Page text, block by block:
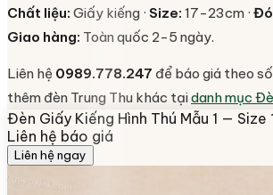
Chất liệu: Giấy kiếng · Size: 17-23cm ·
Giao hàng: Toàn quốc 2-5 ngày.
Liên hệ 0989.778.247 để báo giá theo
thêm đèn Trung Thu khác tạidanh mục
Đèn Giấy Kiếng Hình Thú Mẫu 1 — Size
Liên hệ báo giá
Liên hệ ngay